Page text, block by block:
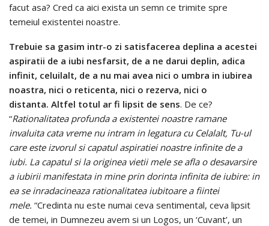
facut asa? Cred ca aici exista un semn ce trimite spre
temeiul existentei noastre.
Trebuie sa gasim intr-o zi satisfacerea deplina a acestei
aspiratii de a iubi nesfarsit, de a ne darui deplin, adica
infinit, celuilalt, de a nu mai avea nici o umbra in iubirea
noastra, nici o reticenta, nici o rezerva, nici o
distanta. Altfel totul ar fi lipsit de sens. De ce?
“Rationalitatea profunda a existentei noastre ramane
invaluita cata vreme nu intram in legatura cu Celalalt, Tu-ul
care este izvorul si capatul aspiratiei noastre infinite de a
iubi. La capatul si la originea vietii mele se afla o desavarsire
a iubirii manifestata in mine prin dorinta infinita de iubire: in
ea se inradacineaza rationalitatea iubitoare a fiintei
mele. “Credinta nu este numai ceva sentimental, ceva lipsit
de temei, in Dumnezeu avem si un Logos, un ‘Cuvant’, un